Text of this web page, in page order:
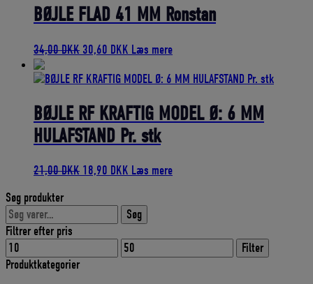
44,00 DKK.39,60 DKK.
BØJLE FLAD 41 MM Ronstan
34,00DKK Den
pris
34,00 DKK.
30,60 DKK Den
pris
30,60 DKK.
Læs mere
BØJLE RF KRAFTIG MODEL Ø: 6 MM
HULAFSTAND Pr. stk
21,00DKK Den
21,00 DKK.
18,90 DKK Den
er:
18,90 DKK.
Læs mere
Søg produkter
Søg
efter:
Søg
Filtrer efter pris
Mindste
pris
Højeste
pris
Filter
Produktkategorier